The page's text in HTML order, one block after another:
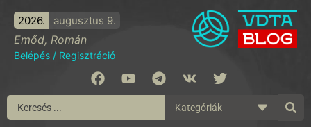
2026. augusztus 9.
Emőd, Román
Belépés / Regisztráció